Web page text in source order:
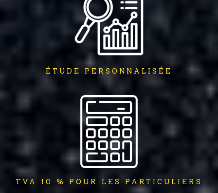
ÉTUDE PERSONNALISÉE
TVA 10 % POUR LES PARTICULIERS